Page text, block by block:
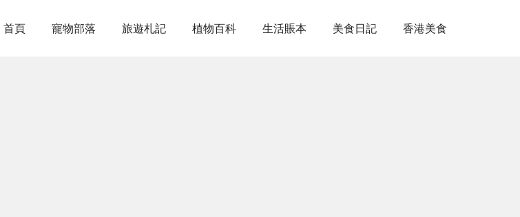
首頁 寵物部落 旅遊札記 植物百科 生活賬本 美食日記 香港美食